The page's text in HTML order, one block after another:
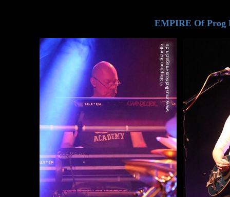
EMPIRE Of Prog